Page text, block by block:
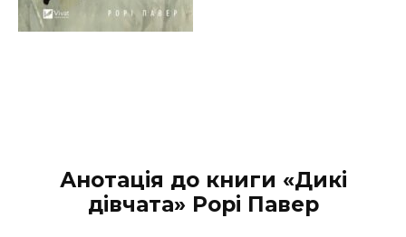
Анотація до книги «Дикі
дівчата» Рорі Павер